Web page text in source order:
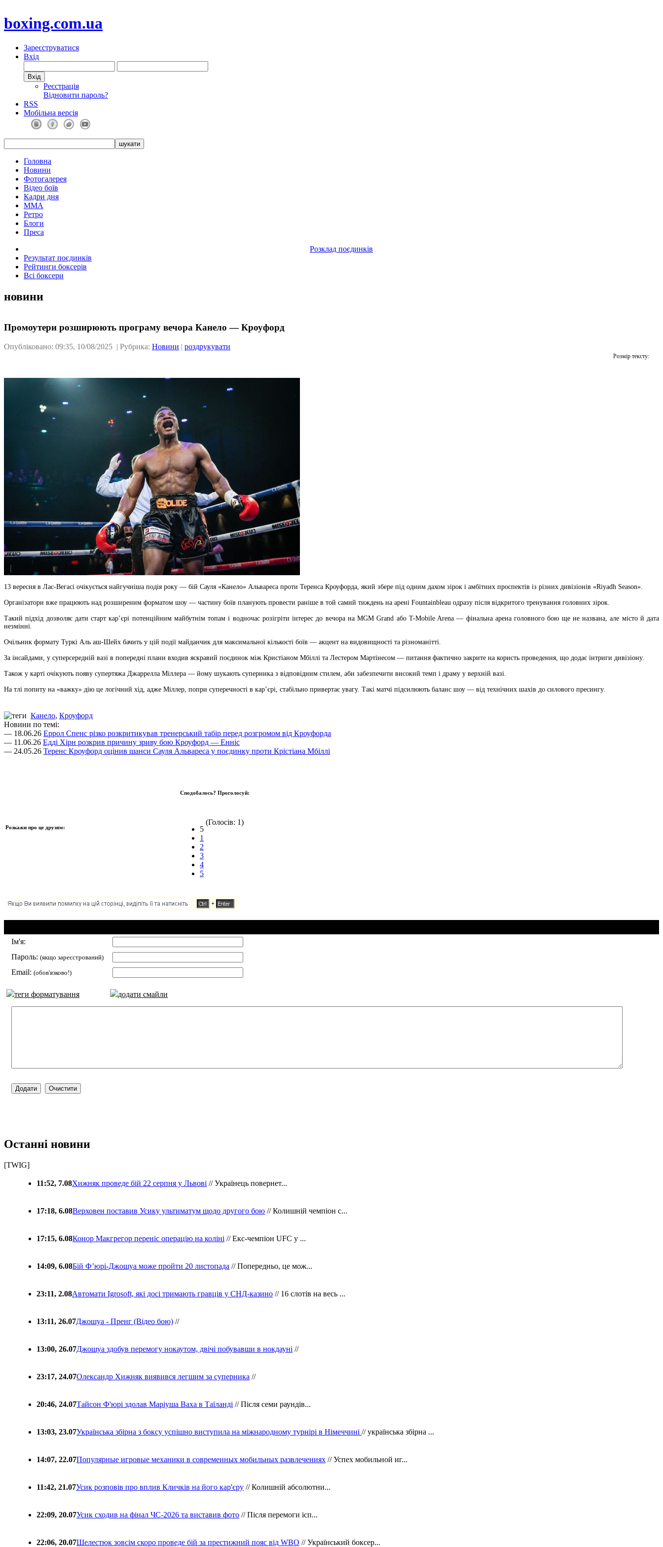
boxing.com.ua
Зареєструватися
Вхід
Реєстрація
Відновити пароль?
RSS
Мобільна версія
Головна
Новини
Фотогалерея
Відео боїв
Кадри дня
ММА
Ретро
Блоги
Преса
Розклад поєдинків
Результат поєдинків
Рейтинги боксерів
Всі боксери
новини
Промоутери розширюють програму вечора Канело — Кроуфорд
Опубліковано: 09:35, 10/08/2025 | Рубрика: Новини | роздрукувати
Розмір тексту:
13 вересня в Лас-Вегасі очікується найгучніша подія року — бій Сауля «Канело» Альвареса проти Теренса Кроуфорда, який збере під одним дахом зірок і амбітних проспектів із різних дивізіонів «Riyadh Season».
Організатори вже працюють над розширеним форматом шоу — частину боїв планують провести раніше в той самий тиждень на арені Fountainbleau одразу після відкритого тренування головних зірок.
Такий підхід дозволяє дати старт кар’єрі потенційним майбутнім топам і водночас розігріти інтерес до вечора на MGM Grand або T-Mobile Arena — фінальна арена головного бою ще не названа, але місто й дата
незмінні.
Очільник формату Туркі Аль аш-Шейх бачить у цій події майданчик для максимальної кількості боїв — акцент на видовищності та різноманітті.
За інсайдами, у суперсередній вазі в попередні плани входив яскравий поєдинок між Кристіаном Мбіллі та Лестером Мартінесом — питання фактично закрите на користь проведення, що додає інтриги дивізіону.
Також у карті очікують появу супертяжа Джаррелла Міллера — йому шукають суперника з відповідним стилем, аби забезпечити високий темп і драму у верхній вазі.
На тлі попиту на «важку» дію це логічний хід, адже Міллер, попри суперечності в кар’єрі, стабільно привертає увагу. Такі матчі підсилюють баланс шоу — від технічних шахів до силового пресингу.
Канело, Кроуфорд
Новини по темі:
— 18.06.26 Еррол Спенс різко розкритикував тренерський табір перед розгромом від Кроуфорда
— 11.06.26 Едді Хірн розкрив причину зриву бою Кроуфорд — Енніс
— 24.05.26 Теренс Кроуфорд оцінив шанси Сауля Альвареса у поєдинку проти Крістіана Мбіллі
Розкажи про це друзям:
Сподобалось? Проголосуй:
5
1
2
3
4
5
(Голосів: 1)
Ім'я:
Пароль: (якщо зареєстрований)
Email: (обов'язково!)
теги форматування додати смайли
Останні новини
[TWIG]
11:52, 7.08Хижняк проведе бій 22 серпня у Львові // Українець повернет...
17:18, 6.08Верховен поставив Усику ультиматум щодо другого бою // Колишній чемпіон с...
17:15, 6.08Конор Макгрегор переніс операцію на коліні // Екс-чемпіон UFC у ...
14:09, 6.08Бій Ф’юрі-Джошуа може пройти 20 листопада // Попередньо, це мож...
23:11, 2.08Автомати Igrosoft, які досі тримають гравців у СНД-казино // 16 слотів на весь ...
13:11, 26.07Джошуа - Пренг (Відео бою) //
13:00, 26.07Джошуа здобув перемогу нокаутом, двічі побувавши в нокдауні //
23:17, 24.07Олександр Хижняк виявився легшим за суперника //
20:46, 24.07Тайсон Ф'юрі здолав Маріуша Ваха в Таїланді // Після семи раундів...
13:03, 23.07Українська збірна з боксу успішно виступила на міжнародному турнірі в Німеччині // українська збірна ...
14:07, 22.07Популярные игровые механики в современных мобильных развлечениях // Успех мобильной иг...
11:42, 21.07Усик розповів про вплив Кличків на його кар'єру // Колишній абсолютни...
22:09, 20.07Усик сходив на фінал ЧС-2026 та виставив фото // Після перемоги ісп...
22:06, 20.07Шелестюк зовсім скоро проведе бій за престижний пояс від WBO // Український боксер...